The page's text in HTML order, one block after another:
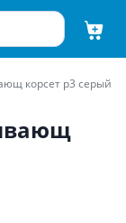
корсет р3 серый